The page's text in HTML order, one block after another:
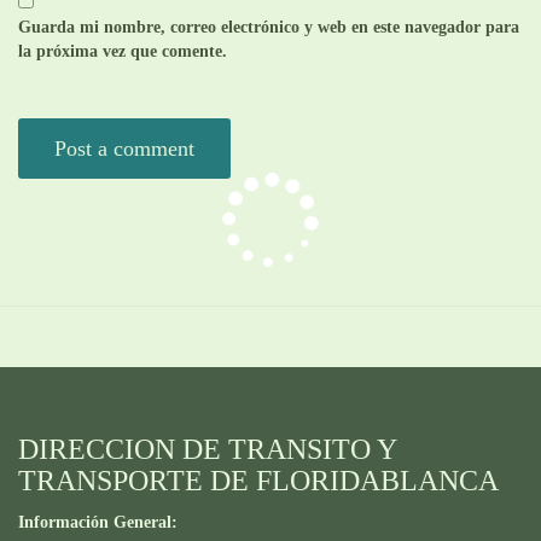
Guarda mi nombre, correo electrónico y web en este navegador para
la próxima vez que comente.
DIRECCION DE TRANSITO Y
TRANSPORTE DE FLORIDABLANCA
Información General: